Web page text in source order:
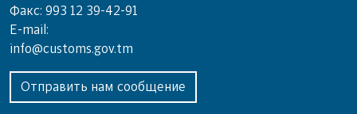
Факс: 993 12 39-42-91
E-mail:
info@customs.gov.tm
Отправить нам сообщение